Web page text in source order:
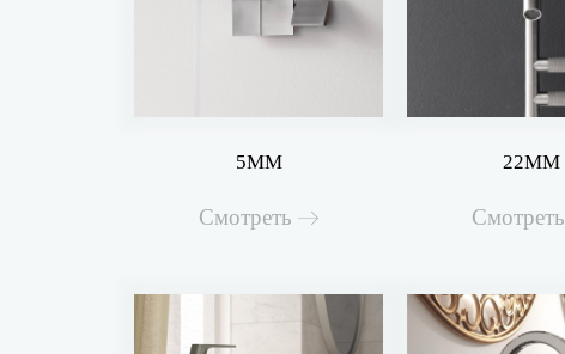
5MM
Смотреть
22MM
Смотреть